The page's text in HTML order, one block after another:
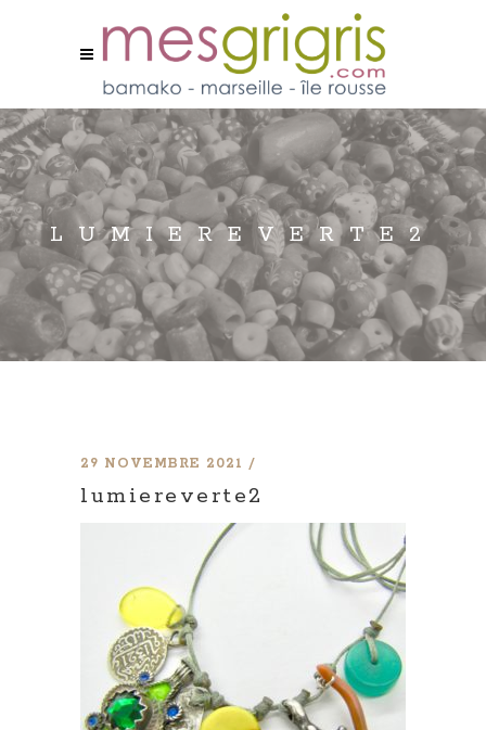
LUMIEREVERTE2
29 NOVEMBRE 2021
lumiereverte2